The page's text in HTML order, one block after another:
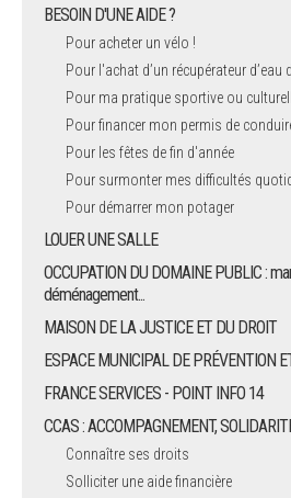
BESOIN D'UNE AIDE ?
Pour acheter un vélo !
Pour l'achat d’un récupérateur d’eau
Pour ma pratique sportive ou
Pour financer mon permis de
Pour les fêtes de fin d'année
Pour surmonter mes difficultés
Pour démarrer mon potager
LOUER UNE SALLE
OCCUPATION DU DOMAINE PUBLIC :
déménagement...
MAISON DE LA JUSTICE ET DU DROIT
ESPACE MUNICIPAL DE PRÉVENTION
FRANCE SERVICES - POINT INFO 14
CCAS : ACCOMPAGNEMENT,
Connaître ses droits
Solliciter une aide financière